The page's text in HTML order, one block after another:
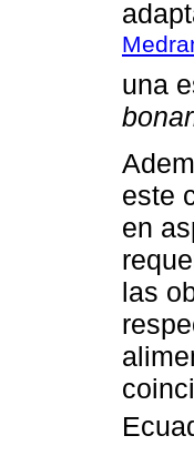
una
este
en
las